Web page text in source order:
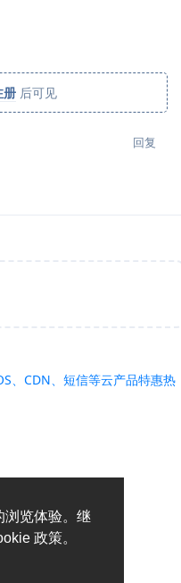
浏览体验。继
政策。
册 后可见
回复
、CDN、短信等云产品特惠热